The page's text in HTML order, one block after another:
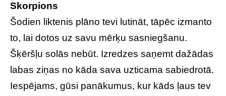
Skorpions
Šodien liktenis plāno tevi lutināt, tāpēc izmanto
to, lai dotos uz savu mērķu sasniegšanu.
Šķēršļu solās nebūt. Izredzes saņemt dažādas
labas ziņas no kāda sava uzticama sabiedrotā.
Iespējams, gūsi panākumus, kur kāds ļaus tev